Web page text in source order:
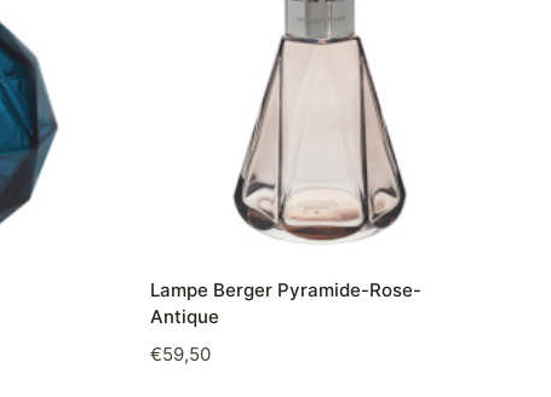
Lampe Berger Pyramide-Rose-
Antique
€59,50